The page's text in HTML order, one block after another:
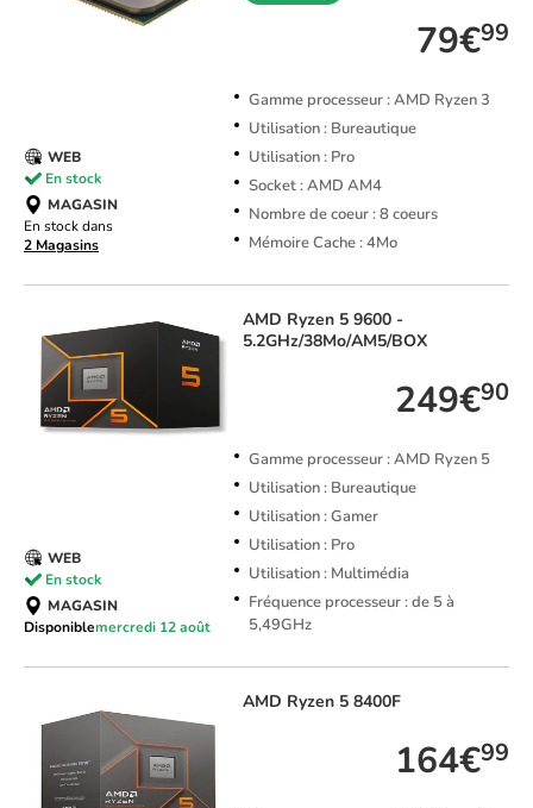
79€99
Gamme processeur : AMD Ryzen 3
Utilisation : Bureautique
Utilisation : Pro
Socket : AMD AM4
Nombre de coeur : 8 coeurs
Mémoire Cache : 4Mo
WEB
En stock
MAGASIN
En stock dans
2 Magasins
AMD Ryzen 5 9600 -
5.2GHz/38Mo/AM5/BOX
249€90
Gamme processeur : AMD Ryzen 5
Utilisation : Bureautique
Utilisation : Gamer
Utilisation : Pro
Utilisation : Multimédia
Fréquence processeur : de 5 à
5,49GHz
WEB
En stock
MAGASIN
Disponiblemercredi 12 août
AMD Ryzen 5 8400F
164€99